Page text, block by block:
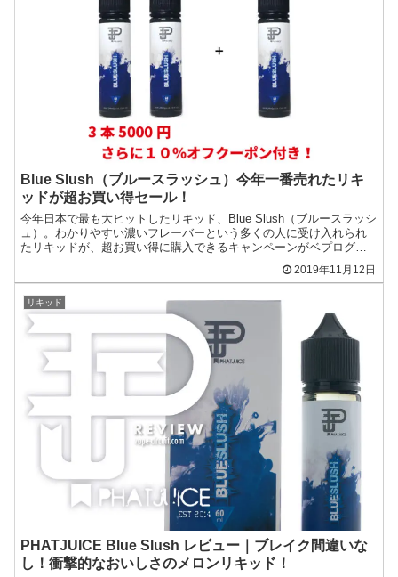
Blue Slush（ブルースラッシュ）今年一番売れたリキ
ッドが超お買い得セール！
今年日本で最も大ヒットしたリキッド、Blue Slush（ブルースラッシ
ュ）。わかりやすい濃いフレーバーという多くの人に受け入れられ
たリキッドが、超お買い得に購入できるキャンペーンがベプログシ
2019年11月12日
リキッド
PHATJUICE Blue Slush レビュー｜ブレイク間違いな
し！衝撃的なおいしさのメロンリキッド！